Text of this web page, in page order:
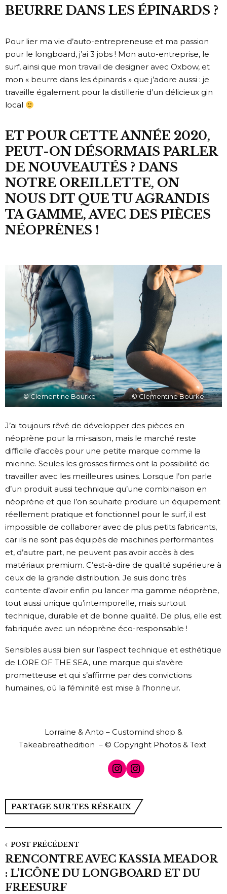
BEURRE DANS LES ÉPINARDS ?
Pour lier ma vie d’auto-entrepreneuse et ma passion
pour le longboard, j’ai 3 jobs ! Mon auto-entreprise, le
surf, ainsi que mon travail de designer avec Oxbow, et
mon « beurre dans les épinards » que j’adore aussi : je
travaille également pour la distillerie d’un délicieux gin
local
ET POUR CETTE ANNÉE 2020,
PEUT-ON DÉSORMAIS PARLER
DE NOUVEAUTÉS ? DANS
NOTRE OREILLETTE, ON
NOUS DIT QUE TU AGRANDIS
TA GAMME, AVEC DES PIÈCES
NÉOPRÈNES !
© Clementine Bourke © Clementine Bourke
J’ai toujours rêvé de développer des pièces en
néoprène pour la mi-saison, mais le marché reste
difficile d’accès pour une petite marque comme la
mienne. Seules les grosses firmes ont la possibilité de
travailler avec les meilleures usines. Lorsque l’on parle
d’un produit aussi technique qu’une combinaison en
néoprène et que l’on souhaite produire un équipement
réellement pratique et fonctionnel pour le surf, il est
impossible de collaborer avec de plus petits fabricants,
car ils ne sont pas équipés de machines performantes
et, d’autre part, ne peuvent pas avoir accès à des
matériaux premium. C’est-à-dire de qualité supérieure à
ceux de la grande distribution. Je suis donc très
contente d’avoir enfin pu lancer ma gamme néoprène,
tout aussi unique qu’intemporelle, mais surtout
technique, durable et de bonne qualité. De plus, elle est
fabriquée avec un néoprène éco-responsable !
Sensibles aussi bien sur l’aspect technique et esthétique
de LORE OF THE SEA, une marque qui s’avère
prometteuse et qui s’affirme par des convictions
humaines, où la féminité est mise à l’honneur.
Lorraine & Anto – Customind shop &
Takeabreathedition – © Copyright Photos & Text
Instagram
Instagram
PARTAGE SUR TES RÉSEAUX
POST PRÉCÉDENT
RENCONTRE AVEC KASSIA MEADOR
: L’ICÔNE DU LONGBOARD ET DU
FREESURF